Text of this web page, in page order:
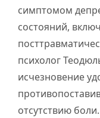
симптомом
состояний,
психолог
исчезновение
отсутствию боли.